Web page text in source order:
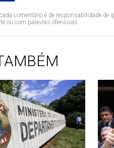
comentário é de responsabilidade
ou com palavras ofensivas.